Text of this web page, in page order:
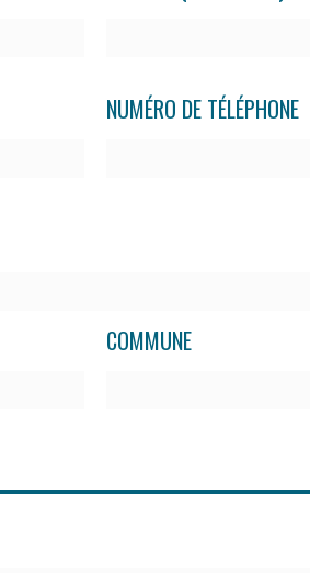
NUMÉRO DE TÉLÉPHONE
COMMUNE